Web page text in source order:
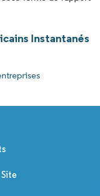
Instantanés